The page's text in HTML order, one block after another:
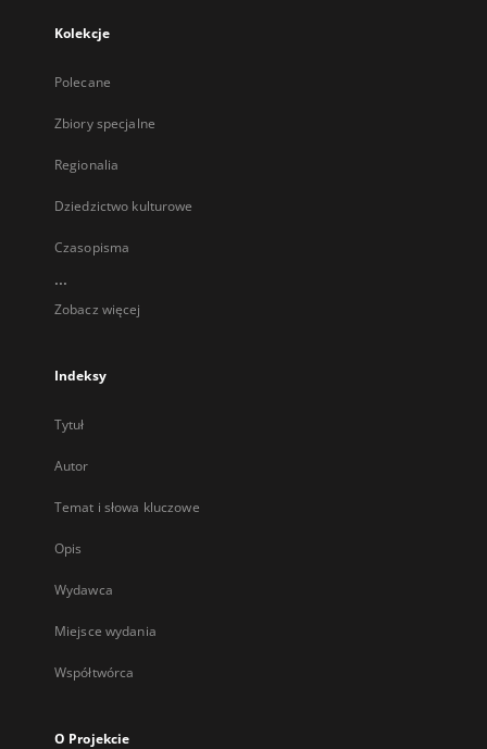
Kolekcje
Polecane
Zbiory specjalne
Regionalia
Dziedzictwo kulturowe
Czasopisma
...
Zobacz więcej
Indeksy
Tytuł
Autor
Temat i słowa kluczowe
Opis
Wydawca
Miejsce wydania
Współtwórca
O Projekcie